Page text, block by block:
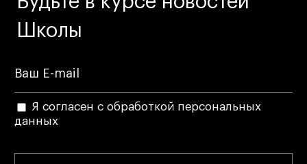
Школы
Я согласен с обработкой персональных
данных